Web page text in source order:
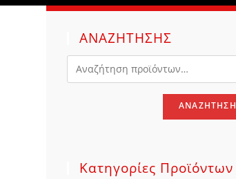
SEARCH
ΑΝΑΖΗΤΗΣΗΣ
ΑΝΑΖΉΤΗΣΗ
Κατηγορίες Προϊόντων